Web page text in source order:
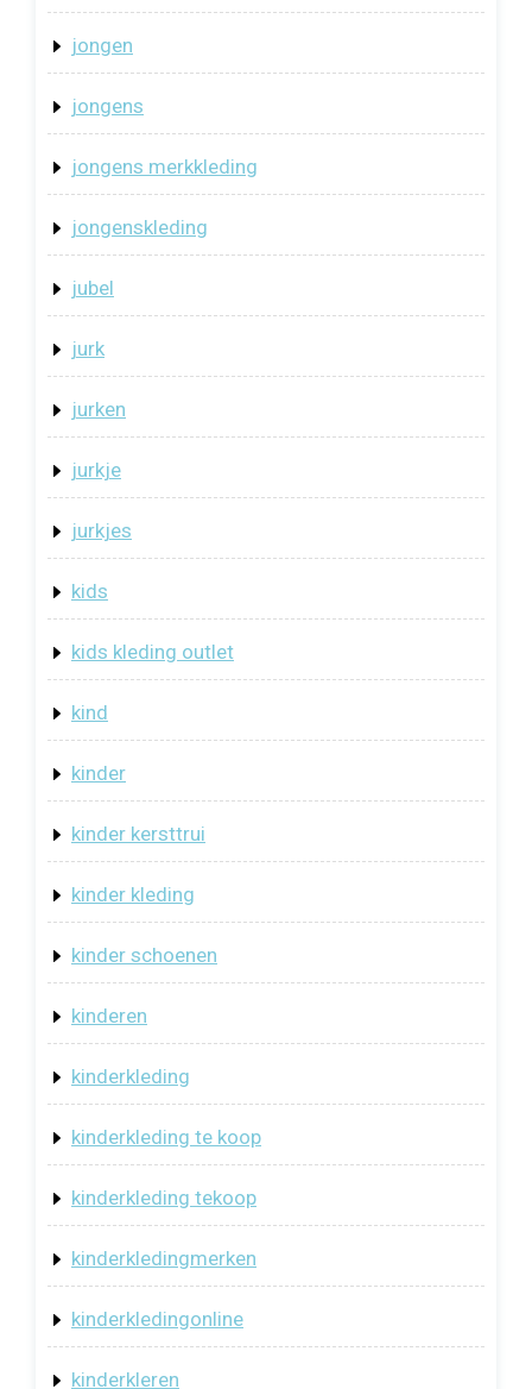
jongen
jongens
jongens merkkleding
jongenskleding
jubel
jurk
jurken
jurkje
jurkjes
kids
kids kleding outlet
kind
kinder
kinder kersttrui
kinder kleding
kinder schoenen
kinderen
kinderkleding
kinderkleding te koop
kinderkleding tekoop
kinderkledingmerken
kinderkledingonline
kinderkleren